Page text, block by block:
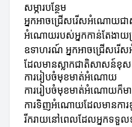
សម្ភារបន្ថែម
អ្នកអាចជ្រើសរើសអំណោយជាសម្
អំណោយរបស់អ្នកកាន់តែងា
ឧទាហរណ៍ អ្នកអាចជ្រើសរ
ដែលមានស្លាកជាតិសាសន៍ខុស
ការរៀបចំមុខមាត់អំណោយ
ការរៀបចំមុខមាត់អំណោយក៏ម
ការទិញអំណោយដែលមានការឌូ
រីករាយនៅពេលដែលអ្នកទ